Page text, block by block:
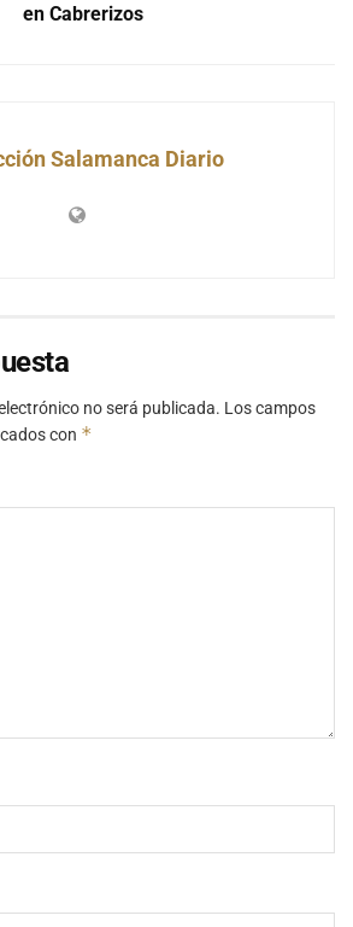
en Cabrerizos
Salamanca Diario
no será publicada. Los campos
con *